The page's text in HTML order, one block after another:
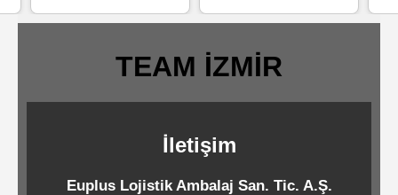
Mendiller
Pipetler
Ürünleri
TEAM İZMİR
İletişim
Euplus Lojistik Ambalaj San. Tic. A.Ş.